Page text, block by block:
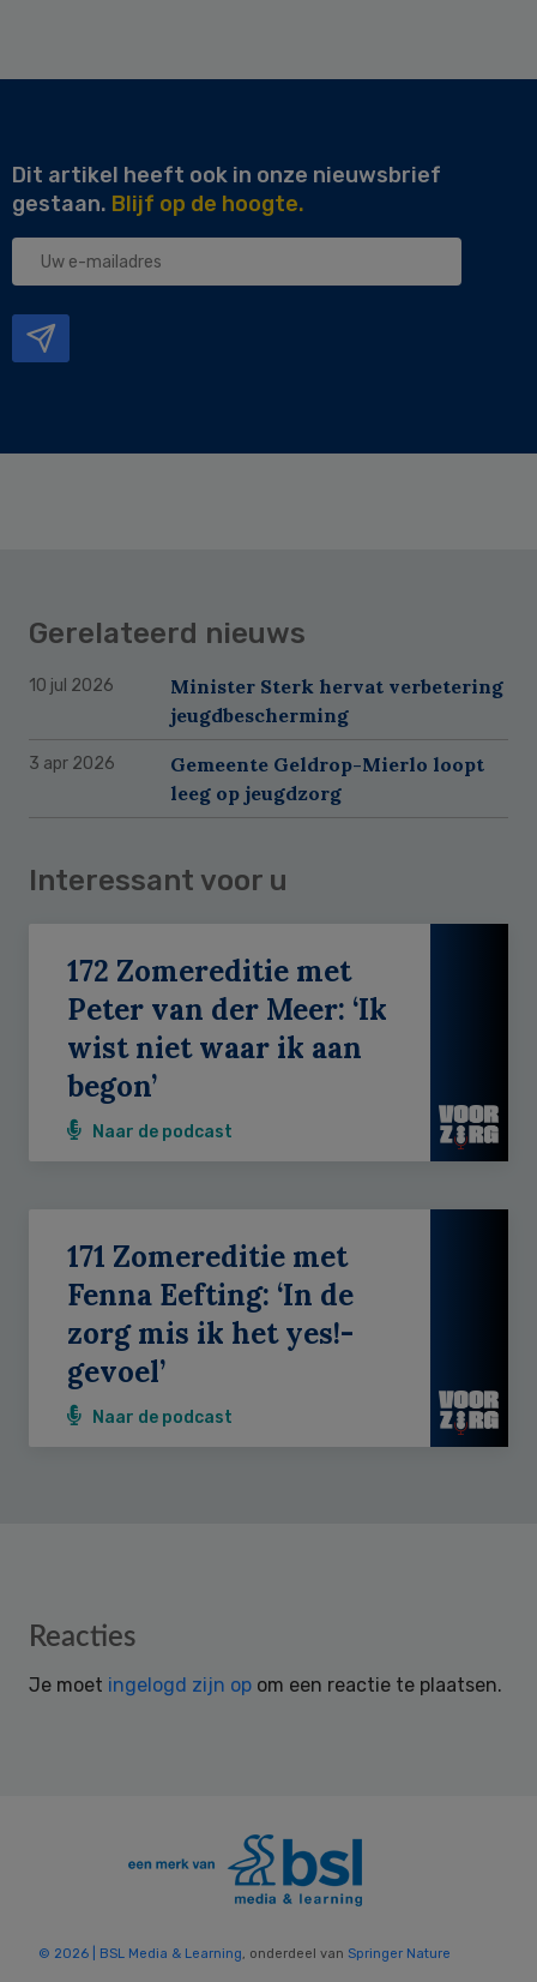
Dit artikel heeft ook in onze nieuwsbrief
gestaan. Blijf op de hoogte.
Uw
Gerelateerd nieuws
10 jul 2026
Minister Sterk hervat verbetering
jeugdbescherming
3 apr 2026
Gemeente Geldrop-Mierlo loopt
leeg op jeugdzorg
Interessant voor u
172 Zomereditie met
Peter van der Meer: ‘Ik
wist niet waar ik aan
begon’
Naar de podcast
171 Zomereditie met
Fenna Eefting: ‘In de
zorg mis ik het yes!-
gevoel’
Naar de podcast
Reader
Reacties
Je moet ingelogd zijn op om een reactie te plaatsen.
© 2026 | BSL Media & Learning , onderdeel van Springer Nature